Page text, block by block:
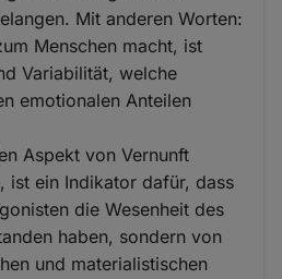
Mit anderen Worten:
Menschen macht, ist
Variabilität, welche
emotionalen Anteilen
Aspekt von Vernunft
ist ein Indikator dafür, dass
die Wesenheit des
haben, sondern von
und materialistischen